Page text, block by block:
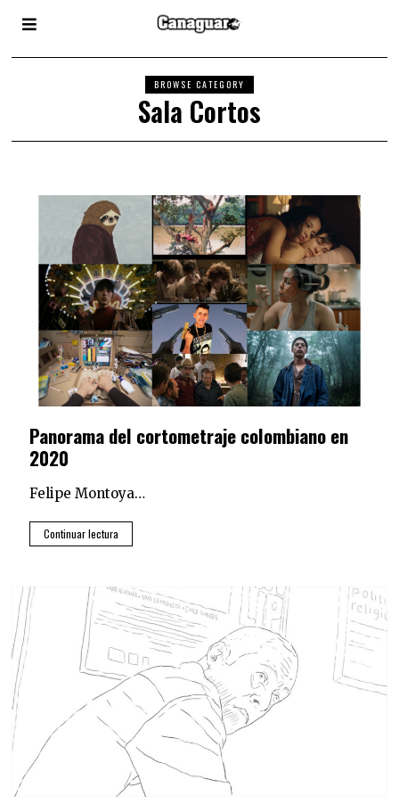
BROWSE CATEGORY
Sala Cortos
Panorama del cortometraje colombiano en
2020
Felipe Montoya…
Continuar lectura